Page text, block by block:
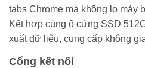
tabs Chrome mà không lo máy
Kết hợp cùng ổ cứng SSD
xuất dữ liệu, cung cấp không
Cổng kết nối